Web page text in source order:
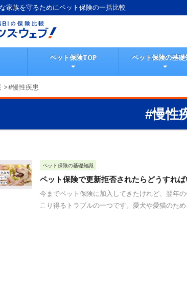
家族を守るためにペット保険の一括比較
ペット保険TOP ペット保険の基礎
>#慢性疾患
#慢性
ペット保険の基礎知識
ペット保険で更新拒否されたらどうすれ
今までペット保険に加入してきたけれど、翌年
こり得るトラブルの一つです。愛犬や愛猫のた